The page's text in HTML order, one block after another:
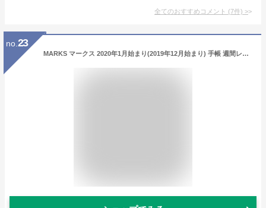
全てのおすすめコメント (7件) >
no. 23
MARKS マークス 2020年1月始まり(2019年12月始まり) 手帳 週間レフト式(ホリゾンタル) A6 マグネット20 ドット フラワー 小物 大人かわいい おしゃれ 可愛い スヌーピー ディズニー edit エディット スケジュール帳 手帳のタイムキーパー